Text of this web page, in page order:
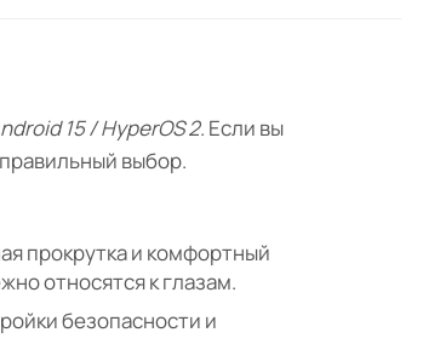
15 / HyperOS 2. Если вы
выбор.
прокрутка и комфортный
относятся к глазам.
безопасности и